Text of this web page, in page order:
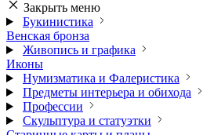
Закрыть меню
Букинистика
Венская бронза
Живопись и графика
Иконы
Нумизматика и Фалеристика
Предметы интерьера и обихода
Профессии
Скульптура и статуэтки